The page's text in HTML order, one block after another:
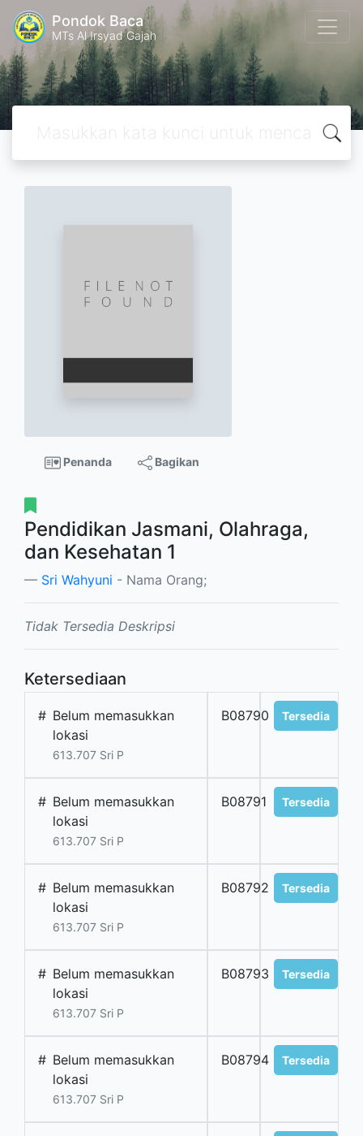
Pondok Baca
MTs Al Irsyad Gajah
Penanda Bagikan
Pendidikan Jasmani, Olahraga,
dan Kesehatan 1
Sri Wahyuni - Nama Orang;
Tidak Tersedia Deskripsi
Ketersediaan
# Belum memasukkan
lokasi
613.707 Sri P
B08790 Tersedia
# Belum memasukkan
lokasi
613.707 Sri P
B08791 Tersedia
# Belum memasukkan
lokasi
613.707 Sri P
B08792 Tersedia
# Belum memasukkan
lokasi
613.707 Sri P
B08793 Tersedia
# Belum memasukkan
lokasi
613.707 Sri P
B08794 Tersedia